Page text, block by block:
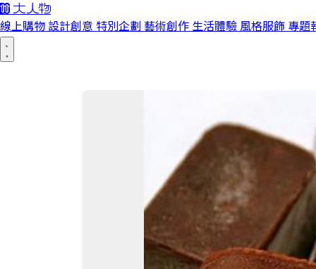
線上購物 設計創意 特別企劃 藝術創作 生活體驗 風格服飾 專題